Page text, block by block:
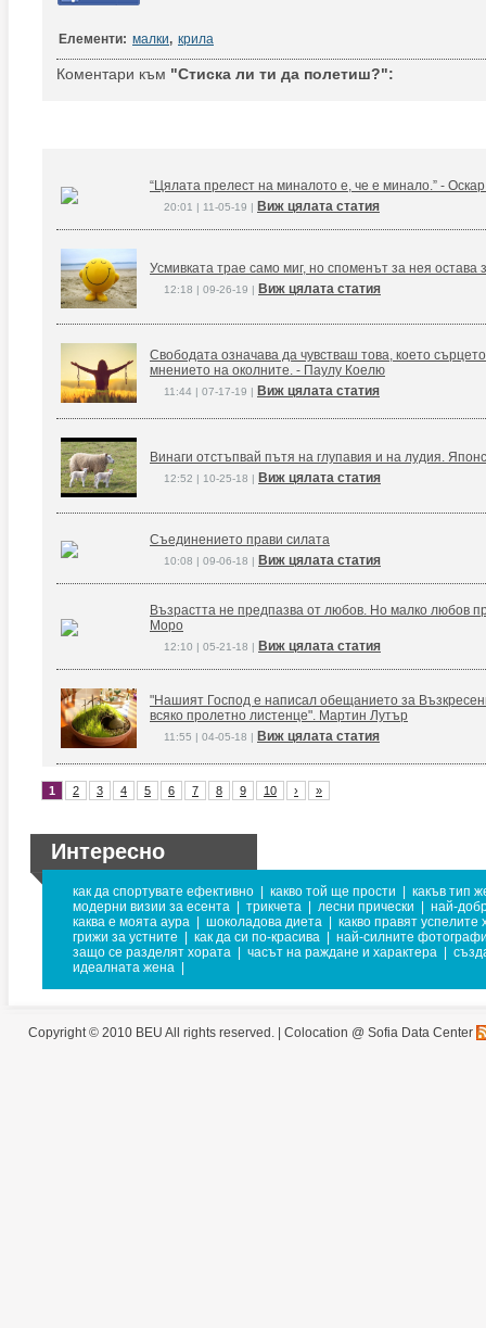
Елементи: малки, крила
Коментари към "Стиска ли ти да полетиш?":
“Цялата прелест на миналото е, че е минало.” -
20:01 | 11-05-19 | Виж цялата статия
Усмивката трае само миг, но споменът за нея остава
12:18 | 09-26-19 | Виж цялата статия
Свободата означава да чувстваш това, което
мнението на околните. - Паулу Коелю
11:44 | 07-17-19 | Виж цялата статия
Винаги отстъпвай пътя на глупавия и на лудия.
12:52 | 10-25-18 | Виж цялата статия
Съединението прави силата
10:08 | 09-06-18 | Виж цялата статия
Възрастта не предпазва от любов. Но малко любов
Моро
12:10 | 05-21-18 | Виж цялата статия
"Нашият Господ е написал обещанието за
всяко пролетно листенце". Мартин Лутър
11:55 | 04-05-18 | Виж цялата статия
1 2 3 4 5 6 7 8 9 10 › »
Интересно
как да спортувате ефективно какво той ще прости
какъв тип
модерни визии за есента
трикчета лесни прически
най-
каква е моята аура
шоколадова диета
какво правят успелите
грижи за устните
как да си по-красива
най-силните
защо се разделят хората
часът на раждане и характера
идеалната жена
Copyright © 2010 BEU All rights reserved. | Colocation @ Sofia Data Center